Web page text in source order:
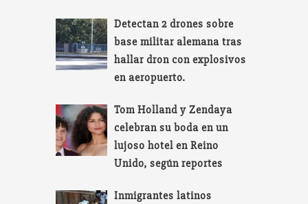
Detectan 2 drones sobre
base militar alemana tras
hallar dron con explosivos
en aeropuerto.
Tom Holland y Zendaya
celebran su boda en un
lujoso hotel en Reino
Unido, según reportes
Inmigrantes latinos